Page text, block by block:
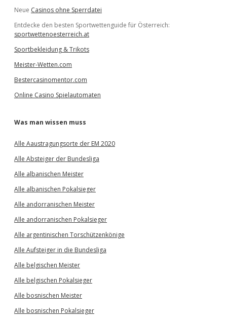
Neue Casinos ohne Sperrdatei
Entdecke den besten Sportwettenguide für Österreich:
sportwettenoesterreich.at
Sportbekleidung & Trikots
Meister-Wetten.com
Bestercasinomentor.com
Online Casino Spielautomaten
Was man wissen muss
Alle Aaustragungsorte der EM 2020
Alle Absteiger der Bundesliga
Alle albanischen Meister
Alle albanischen Pokalsieger
Alle andorranischen Meister
Alle andorranischen Pokalsieger
Alle argentinischen Torschützenkönige
Alle Aufsteiger in die Bundesliga
Alle belgischen Meister
Alle belgischen Pokalsieger
Alle bosnischen Meister
Alle bosnischen Pokalsieger